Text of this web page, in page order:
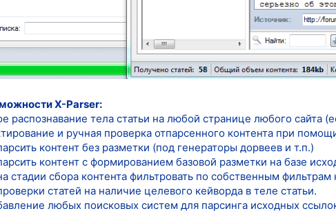
X-Parser:
распознавание тела статьи на любой странице любого сайта
и ручная проверка отпарсенного контента при
контент без разметки (под генераторы дорвеев и т.п.)
контент с формированием базовой разметки на базе
стадии сбора контента фильтровать по собственным фильтрам
статей на наличие целевого кейворда в теле статьи.
любых поисковых систем для парсинга исходных